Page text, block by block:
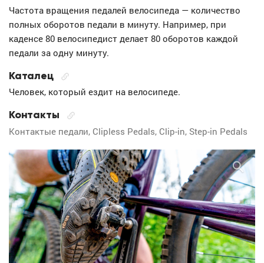
Частота вращения педалей велосипеда — количество
полных оборотов педали в минуту. Например, при
каденсе 80 велосипедист делает 80 оборотов каждой
педали за одну минуту.
Каталец
Человек, который ездит на велосипеде.
Контакты
Контактые педали, Clipless Pedals, Clip-in, Step-in Pedals